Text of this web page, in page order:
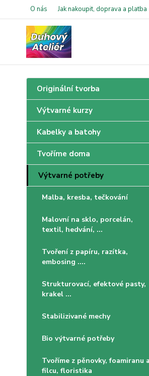
O nás Jak nakoupit, doprava a platba
Originální tvorba
Výtvarné kurzy
Kabelky a batohy
Tvoříme doma
Výtvarné potřeby
Malba, kresba, tečkování
Malovní na sklo, porcelán,
textil, hedvání, ...
Tvoření z papíru, razítka,
embosing ....
Strukturovací, efektové pasty,
krakel ...
Stabilizivané mechy
Bio výtvarné potřeby
Tvoříme z pěnovky, foamiranu a
filcu, floristika